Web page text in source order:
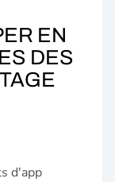
EN
DES
d'app